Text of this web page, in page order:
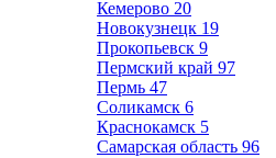
Кемерово 20
Новокузнецк 19
Прокопьевск 9
Пермский край 97
Пермь 47
Соликамск 6
Краснокамск 5
Самарская область 96